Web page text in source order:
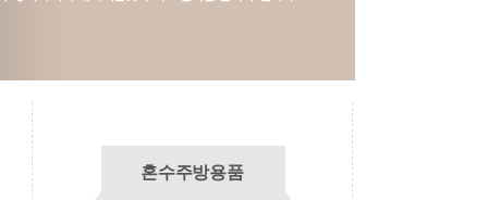
혼수주방용품